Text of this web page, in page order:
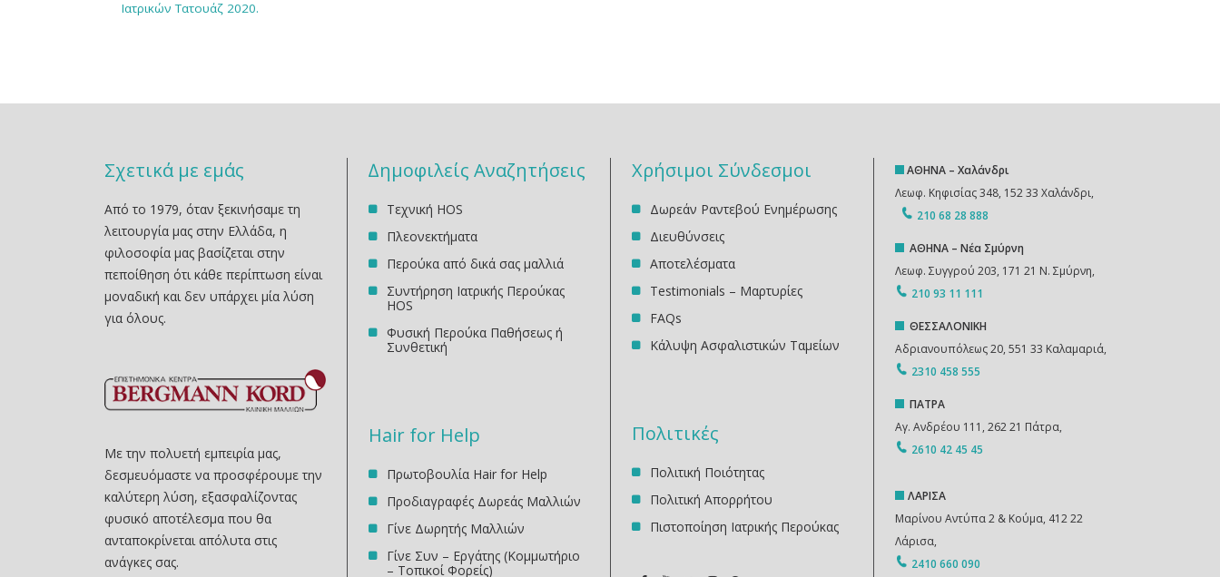
Ιατρικών Τατουάζ 2020.
Σχετικά με εμάς
Από το 1979, όταν ξεκινήσαμε τη
λειτουργία μας στην Ελλάδα, η
φιλοσοφία μας βασίζεται στην
πεποίθηση ότι κάθε περίπτωση είναι
μοναδική και δεν υπάρχει μία λύση
για όλους.
Με την πολυετή εμπειρία μας,
δεσμευόμαστε να προσφέρουμε την
καλύτερη λύση, εξασφαλίζοντας
φυσικό αποτέλεσμα που θα
ανταποκρίνεται απόλυτα στις
ανάγκες σας.
∆ημοφιλείς Αναζητήσεις
Τεχνική HOS
Πλεονεκτήματα
Περούκα από δικά σας μαλλιά
Συντήρηση Ιατρικής Περούκας
HOS
Φυσική Περούκα Παθήσεως ή
Συνθετική
Hair for Help
Πρωτοβουλία Hair for Help
Προδιαγραφές Δωρεάς Μαλλιών
Γίνε Δωρητής Μαλλιών
Γίνε Συν – Εργάτης (Κομμωτήριο
– Τοπικοί Φορείς)
Χρήσιμοι Σύνδεσμοι
Δωρεάν Ραντεβού Ενημέρωσης
Διευθύνσεις
Αποτελέσματα
Testimonials – Μαρτυρίες
FAQs
Κάλυψη Ασφαλιστικών Ταμείων
Πολιτικές
Πολιτική Ποιότητας
Πολιτική Απορρήτου
Πιστοποίηση Ιατρικής Περούκας
ΑΘΗΝΑ – Χαλάνδρι
Λεωφ. Κηφισίας 348, 152 33 Χαλάνδρι,
210 68 28 888
ΑΘΗΝΑ – Νέα Σμύρνη
Λεωφ. Συγγρού 203, 171 21 Ν. Σμύρνη,
210 93 11 111
ΘΕΣΣΑΛΟΝΙΚΗ
Αδριανουπόλεως 20, 551 33 Καλαμαριά,
2310 458 555
ΠΑΤΡΑ
Αγ. Ανδρέου 111, 262 21 Πάτρα,
2610 42 45 45
ΛΑΡΙΣΑ
Μαρίνου Αντύπα 2 & Κούμα, 412 22
Λάρισα,
2410 660 090